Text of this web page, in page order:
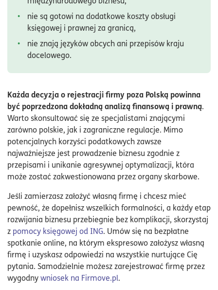
nie są gotowi na dodatkowe koszty obsługi
księgowej i prawnej za granicą,
nie znają języków obcych ani przepisów kraju
docelowego.
Każda decyzja o rejestracji firmy poza Polską powinna
być poprzedzona dokładną analizą finansową i prawną.
Warto skonsultować się ze specjalistami znającymi
zarówno polskie, jak i zagraniczne regulacje. Mimo
potencjalnych korzyści podatkowych zawsze
najważniejsze jest prowadzenie biznesu zgodnie z
przepisami i unikanie agresywnej optymalizacji, która
może zostać zakwestionowana przez organy skarbowe.
Jeśli zamierzasz założyć własną firmę i chcesz mieć
pewność, że dopełnisz wszelkich formalności, a każdy etap
rozwijania biznesu przebiegnie bez komplikacji, skorzystaj
z pomocy księgowej od ING. Umów się na bezpłatne
spotkanie online, na którym ekspresowo założysz własną
firmę i uzyskasz odpowiedzi na wszystkie nurtujące Cię
pytania. Samodzielnie możesz zarejestrować firmę przez
wygodnywniosek na Firmove.pl.